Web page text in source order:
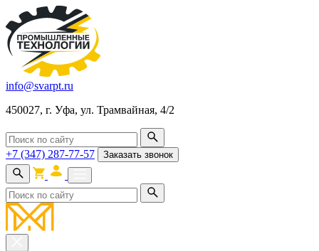
info@svarpt.ru
450027, г. Уфа, ул. Трамвайная, 4/2
+7 (347) 287-77-57 Заказать звонок